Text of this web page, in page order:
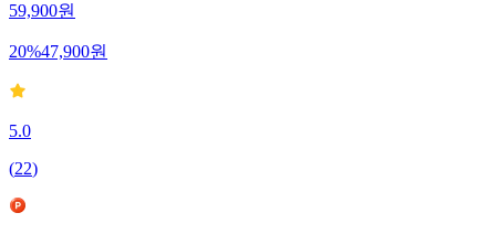
59,900원
20%47,900원
5.0
(22)